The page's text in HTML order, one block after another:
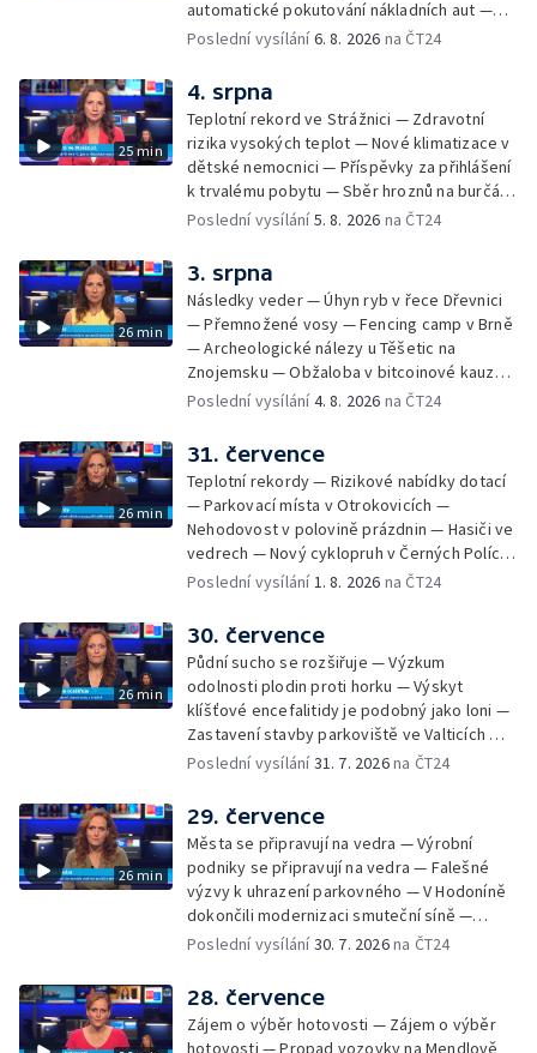
automatické pokutování nákladních aut —
Demolice vyhořelé budovy ve Zlíně — Případ
stadionu na Vyškovsku — Výstraha před
bouřkami — Brno hostí Mezinárodní kytarový
festival — Očkování po kousnutí netopýrem
Poslední vysílání6. 8. 2026 na ČT24
25 min
4. srpna
Teplotní rekord ve Strážnici — Zdravotní
rizika vysokých teplot — Nové klimatizace v
dětské nemocnici — Příspěvky za přihlášení
k trvalému pobytu — Sběr hroznů na burčák
— Dokončení oprav vedení — Skončil termín
vody v obcích — Vyschlá koryta potoků —
Sdílení strážníků na Brněnsku
Poslední vysílání5. 8. 2026 na ČT24
26 min
3. srpna
Následky veder — Úhyn ryb v řece Dřevnici
— Přemnožené vosy — Fencing camp v Brně
— Archeologické nálezy u Těšetic na
Znojemsku — Obžaloba v bitcoinové kauze
— Přestavba silnice přes Bzenec na
Zašové — Letní opravy divadel — Český hlas
ve vesmíru
Poslední vysílání4. 8. 2026 na ČT24
26 min
31. července
Teplotní rekordy — Rizikové nabídky dotací
— Parkovací místa v Otrokovicích —
Nehodovost v polovině prázdnin — Hasiči ve
vedrech — Nový cyklopruh v Černých Polích
— Květinová výstava ve Věžkách
Poslední vysílání1. 8. 2026 na ČT24
26 min
30. července
Půdní sucho se rozšiřuje — Výzkum
odolnosti plodin proti horku — Výskyt
klíšťové encefalitidy je podobný jako loni —
Zastavení stavby parkoviště ve Valticích —
Spor o lokalitu lesa v Rožnově pod
organismus — Kybernetický incident na
Masarykově univerzitě — Slavnostní
vyřazení absolventů Univerzity obran —
Letní kurzy umění pro mladé — Mobilní
kurníky pomáhají na poli
Poslední vysílání31. 7. 2026na ČT24
26 min
29. července
Města se připravují na vedra — Výrobní
podniky se připravují na vedra — Falešné
výzvy k uhrazení parkovného — V Hodoníně
dokončili modernizaci smuteční síně —
Chybějící toalety u dětských hřišť —
bývalého nákupního domu Letná — Končí 52.
ročník Letní filmové školy — 3. ročník
komunitní akce Stůl ve středu — Cesta na
Poslední vysílání30. 7. 2026na ČT24
28. července
Zájem o výběr hotovosti — Zájem o výběr
hotovosti — Propad vozovky na Mendlově